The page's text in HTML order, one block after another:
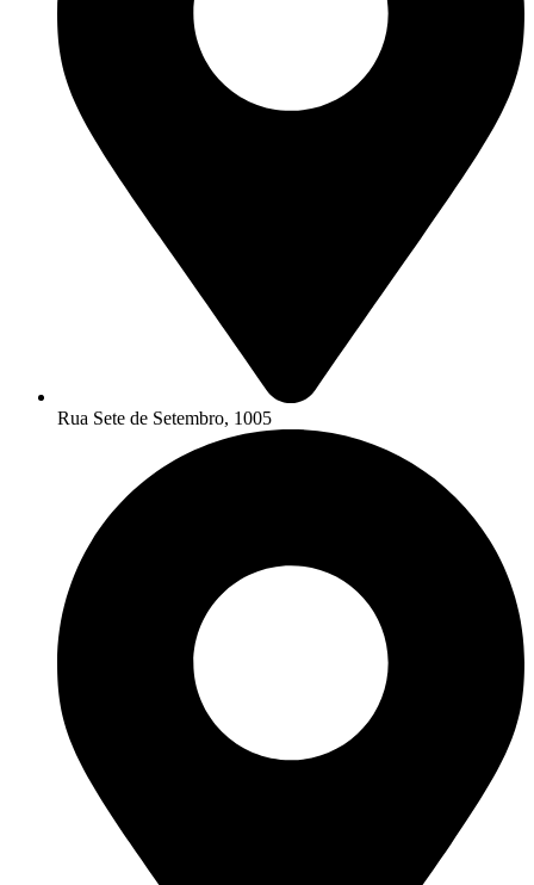
Rua Sete de Setembro, 1005